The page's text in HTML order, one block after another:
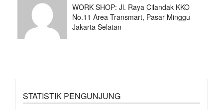
WORK SHOP: Jl. Raya Cilandak KKO
No.11 Area Transmart, Pasar Minggu
Jakarta Selatan
STATISTIK PENGUNJUNG